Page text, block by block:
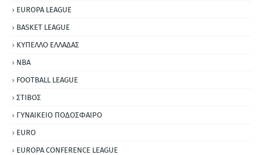
EUROPA LEAGUE
BASKET LEAGUE
ΚΥΠΕΛΛΟ ΕΛΛΑΔΑΣ
NBA
FOOTBALL LEAGUE
ΣΤΙΒΟΣ
ΓΥΝΑΙΚΕΙΟ ΠΟΔΟΣΦΑΙΡΟ
EURO
EUROPA CONFERENCE LEAGUE